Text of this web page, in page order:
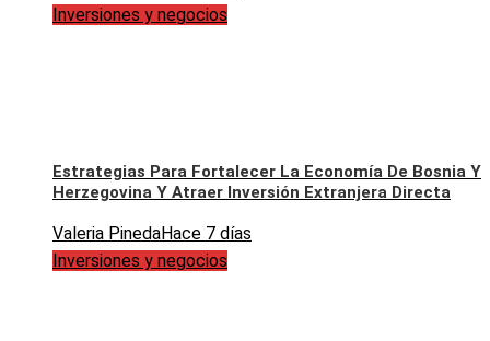
Inversiones y negocios
Estrategias Para Fortalecer La Economía De Bosnia Y
Herzegovina Y Atraer Inversión Extranjera Directa
Valeria PinedaHace 7 días
Inversiones y negocios